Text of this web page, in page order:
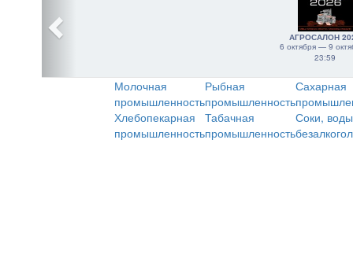
АГРОСАЛОН
6 октября — 9
23:59
Молочная
промышленность
Рыбная
промышленность
Сахарная
Хлебопекарная
промышленность
Табачная
промышленность
Соки,